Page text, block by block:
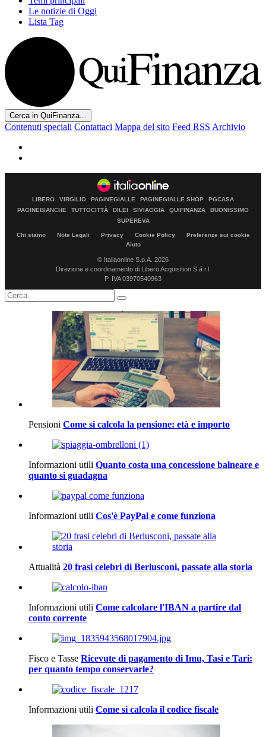
Le notizie di Oggi
Lista Tag
Cerca in QuiFinanza...
Contenuti speciali Contattaci Mappa del sito Feed RSS Archivio
LIBERO VIRGILIO PAGINEGIALLE PAGINEGIALLE SHOP
PGCASA
PAGINEBIANCHE
TUTTOCITTÀ DILEI SIVIAGGIA QUIFINANZA
BUONISSIMO
SUPEREVA
Chi siamo Note Legali Privacy Cookie Policy
Preferenze sui cookie
Aiuto
© Italiaonline S.p.A. 2026
Direzione e coordinamento di Libero Acquisition S.á r.l.
P. IVA 03970540963
Pensioni Come si calcola la pensione: età e importo
Informazioni utili Quanto costa una concessione balneare e
quanto si guadagna
Informazioni utili Cos'è PayPal e come funziona
Attualità 20 frasi celebri di Berlusconi, passate alla storia
Informazioni utili Come calcolare l'IBAN a partire dal
conto corrente
Fisco e Tasse Ricevute di pagamento di Imu, Tasi e Tari:
per quanto tempo conservarle?
Informazioni utili Come si calcola il codice fiscale